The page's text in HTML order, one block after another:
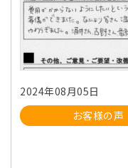
2024年08月05日
お客様の声